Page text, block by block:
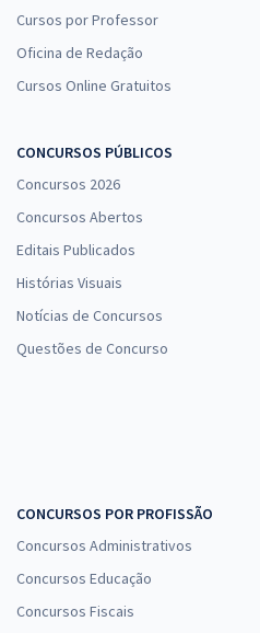
Cursos por Professor
Oficina de Redação
Cursos Online Gratuitos
CONCURSOS PÚBLICOS
Concursos 2026
Concursos Abertos
Editais Publicados
Histórias Visuais
Notícias de Concursos
Questões de Concurso
CONCURSOS POR PROFISSÃO
Concursos Administrativos
Concursos Educação
Concursos Fiscais